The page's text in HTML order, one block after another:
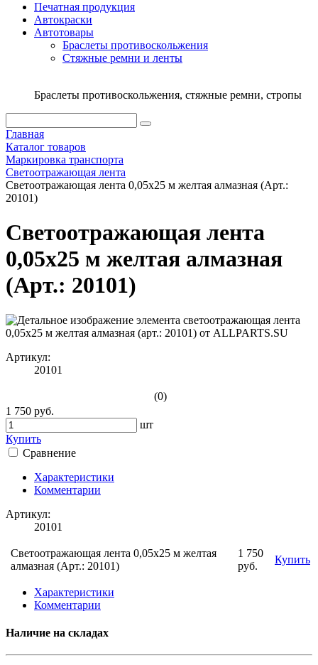
Печатная продукция
Автокраски
Автотовары
Браслеты противоскольжения
Стяжныe ремни и ленты
Браслеты противоскольжения, стяжные ремни, стропы
Главная
Каталог товаров
Маркировка транспорта
Светоотражающая лента
Светоотражающая лента 0,05х25 м желтая алмазная (Арт.:
20101)
Светоотражающая лента
0,05х25 м желтая алмазная
(Арт.: 20101)
Артикул:
20101
(0)
1 750 руб.
шт
Купить
Сравнение
Характеристики
Комментарии
Артикул:
20101
Светоотражающая лента 0,05х25 м желтая
алмазная (Арт.: 20101)
1 750
руб.
Купить
Характеристики
Комментарии
Наличие на складах